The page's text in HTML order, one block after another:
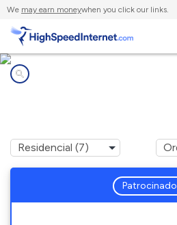
We may earn moneywhen you click our links.
Patrocinado